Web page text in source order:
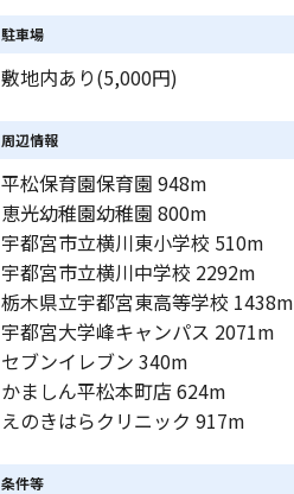
駐車場
敷地内あり(5,000円)
周辺情報
平松保育園保育園 948m
恵光幼稚園幼稚園 800m
宇都宮市立横川東小学校 510m
宇都宮市立横川中学校 2292m
栃木県立宇都宮東高等学校 1438m
宇都宮大学峰キャンパス 2071m
セブンイレブン 340m
かましん平松本町店 624m
えのきはらクリニック 917m
条件等